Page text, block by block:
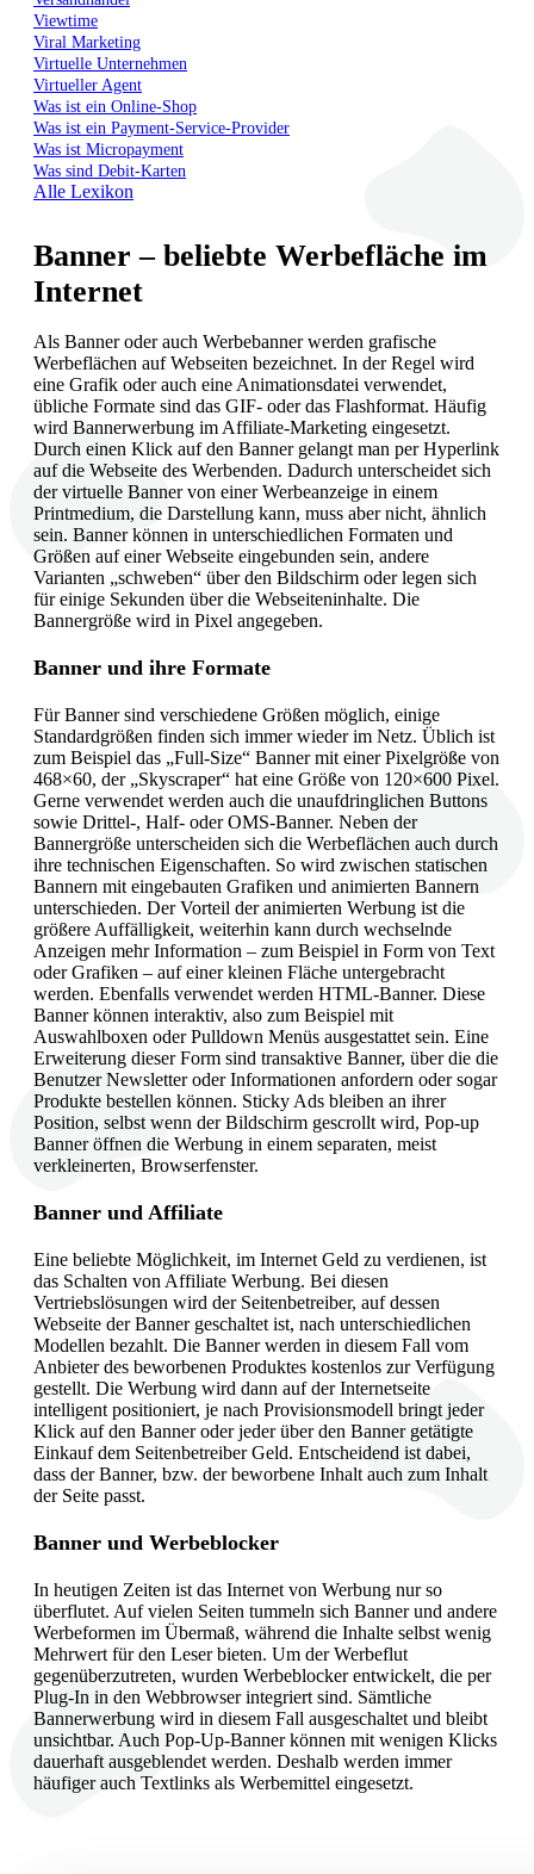
Viewtime
Viral Marketing
Virtuelle Unternehmen
Virtueller Agent
Was ist ein Online-Shop
Was ist ein Payment-Service-Provider
Was ist Micropayment
Was sind Debit-Karten
Alle Lexikon
Banner – beliebte Werbefläche im
Internet
Als Banner oder auch Werbebanner werden grafische
Werbeflächen auf Webseiten bezeichnet. In der Regel wird
eine Grafik oder auch eine Animationsdatei verwendet,
übliche Formate sind das GIF- oder das Flashformat. Häufig
wird Bannerwerbung im Affiliate-Marketing eingesetzt.
Durch einen Klick auf den Banner gelangt man per Hyperlink
auf die Webseite des Werbenden. Dadurch unterscheidet sich
der virtuelle Banner von einer Werbeanzeige in einem
Printmedium, die Darstellung kann, muss aber nicht, ähnlich
sein. Banner können in unterschiedlichen Formaten und
Größen auf einer Webseite eingebunden sein, andere
Varianten „schweben“ über den Bildschirm oder legen sich
für einige Sekunden über die Webseiteninhalte. Die
Bannergröße wird in Pixel angegeben.
Banner und ihre Formate
Für Banner sind verschiedene Größen möglich, einige
Standardgrößen finden sich immer wieder im Netz. Üblich ist
zum Beispiel das „Full-Size“ Banner mit einer Pixelgröße von
468×60, der „Skyscraper“ hat eine Größe von 120×600 Pixel.
Gerne verwendet werden auch die unaufdringlichen Buttons
sowie Drittel-, Half- oder OMS-Banner. Neben der
Bannergröße unterscheiden sich die Werbeflächen auch durch
ihre technischen Eigenschaften. So wird zwischen statischen
Bannern mit eingebauten Grafiken und animierten Bannern
unterschieden. Der Vorteil der animierten Werbung ist die
größere Auffälligkeit, weiterhin kann durch wechselnde
Anzeigen mehr Information – zum Beispiel in Form von Text
oder Grafiken – auf einer kleinen Fläche untergebracht
werden. Ebenfalls verwendet werden HTML-Banner. Diese
Banner können interaktiv, also zum Beispiel mit
Auswahlboxen oder Pulldown Menüs ausgestattet sein. Eine
Erweiterung dieser Form sind transaktive Banner, über die die
Benutzer Newsletter oder Informationen anfordern oder sogar
Produkte bestellen können. Sticky Ads bleiben an ihrer
Position, selbst wenn der Bildschirm gescrollt wird, Pop-up
Banner öffnen die Werbung in einem separaten, meist
verkleinerten, Browserfenster.
Banner und Affiliate
Eine beliebte Möglichkeit, im Internet Geld zu verdienen, ist
das Schalten von Affiliate Werbung. Bei diesen
Vertriebslösungen wird der Seitenbetreiber, auf dessen
Webseite der Banner geschaltet ist, nach unterschiedlichen
Modellen bezahlt. Die Banner werden in diesem Fall vom
Anbieter des beworbenen Produktes kostenlos zur Verfügung
gestellt. Die Werbung wird dann auf der Internetseite
intelligent positioniert, je nach Provisionsmodell bringt jeder
Klick auf den Banner oder jeder über den Banner getätigte
Einkauf dem Seitenbetreiber Geld. Entscheidend ist dabei,
dass der Banner, bzw. der beworbene Inhalt auch zum Inhalt
der Seite passt.
Banner und Werbeblocker
In heutigen Zeiten ist das Internet von Werbung nur so
überflutet. Auf vielen Seiten tummeln sich Banner und andere
Werbeformen im Übermaß, während die Inhalte selbst wenig
Mehrwert für den Leser bieten. Um der Werbeflut
gegenüberzutreten, wurden Werbeblocker entwickelt, die per
Plug-In in den Webbrowser integriert sind. Sämtliche
Bannerwerbung wird in diesem Fall ausgeschaltet und bleibt
unsichtbar. Auch Pop-Up-Banner können mit wenigen Klicks
dauerhaft ausgeblendet werden. Deshalb werden immer
häufiger auch Textlinks als Werbemittel eingesetzt.